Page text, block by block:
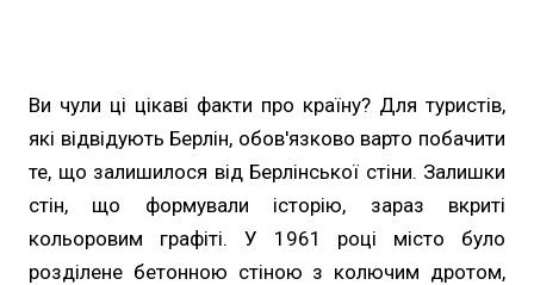
Ви чули ці цікаві факти про країну? Для туристів,
які відвідують Берлін, обов'язково варто побачити
те, що залишилося від Берлінської стіни. Залишки
стін, що формували історію, зараз вкриті
кольоровим графіті. У 1961 році місто було
розділене бетонною стіною з колючим дротом,